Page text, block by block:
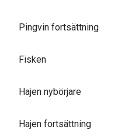
Pingvin fortsättning
Fisken
Hajen nybörjare
Hajen fortsättning